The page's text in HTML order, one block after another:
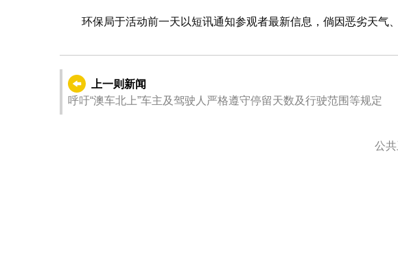
环保局于活动前一天以短讯通知参观者最新信息，倘因恶劣天气
上一则新闻
呼吁“澳车北上”车主及驾驶人严格遵守停留天数及行驶范围等规定
公